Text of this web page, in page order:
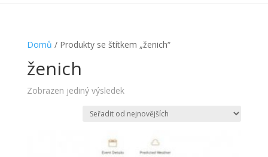
Domů / Produkty se štítkem „ženich“
ženich
Zobrazen jediný výsledek